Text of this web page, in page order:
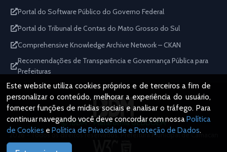
Portal do Software Público do Governo Federal
Portal do Tribunal de Contas do Mato Grosso do Sul
Comprehensive Knowledge Archive Network – CKAN
Recomendações de Transparência e Governança Pública para
Prefeituras
IBDM - Plataforma GEDDOEM
2026 - Todos os direitos reservados. Prefeitura Municipal de Camacan
Este website utiliza cookies próprios e de terceiros a fim de
personalizar o conteúdo, melhorar a experiência do usuário,
fornecer funções de mídias sociais e analisar o tráfego. Para
continuar navegando você deve concordar com nossaPolítica
de Cookies e Política de Privacidade e Proteção de Dados.